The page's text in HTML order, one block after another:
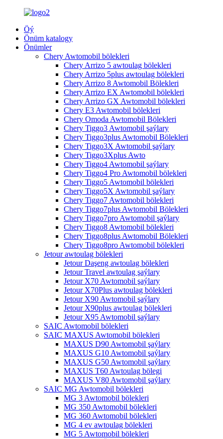
Öý
Önüm katalogy
Önümler
Chery Awtomobil bölekleri
Chery Arrizo 5 awtoulag bölekleri
Chery Arrizo 5plus awtoulag bölekleri
Chery Arrizo 8 Awtomobil Bölekleri
Chery Arrizo EX Awtomobil bölekleri
Chery Arrizo GX Awtomobil bölekleri
Chery E3 Awtomobil bölekleri
Chery Omoda Awtomobil Bölekleri
Chery Tiggo3 Awtomobil şaýlary
Chery Tiggo3plus Awtomobil Bölekleri
Chery Tiggo3X Awtomobil şaýlary
Chery Tiggo3Xplus Awto
Chery Tiggo4 Awtomobil şaýlary
Chery Tiggo4 Pro Awtomobil bölekleri
Chery Tiggo5 Awtomobil bölekleri
Chery Tiggo5X Awtomobil şaýlary
Chery Tiggo7 Awtomobil bölekleri
Chery Tiggo7plus Awtomobil Bölekleri
Chery Tiggo7pro Awtomobil şaýlary
Chery Tiggo8 Awtomobil bölekleri
Chery Tiggo8plus Awtomobil Bölekleri
Chery Tiggo8pro Awtomobil bölekleri
Jetour awtoulag bölekleri
Jetour Daşeng awtoulag bölekleri
Jetour Travel awtoulag şaýlary
Jetour X70 Awtomobil şaýlary
Jetour X70Plus awtoulag bölekleri
Jetour X90 Awtomobil şaýlary
Jetour X90plus awtoulag bölekleri
Jetour X95 Awtomobil şaýlary
SAIC Awtomobil bölekleri
SAIC MAXUS Awtomobil bölekleri
MAXUS D90 Awtomobil şaýlary
MAXUS G10 Awtomobil şaýlary
MAXUS G50 Awtomobil şaýlary
MAXUS T60 Awtoulag bölegi
MAXUS V80 Awtomobil şaýlary
SAIC MG Awtomobil bölekleri
MG 3 Awtomobil bölekleri
MG 350 Awtomobil bölekleri
MG 360 Awtomobil bölekleri
MG 4 ev awtoulag bölekleri
MG 5 Awtomobil bölekleri